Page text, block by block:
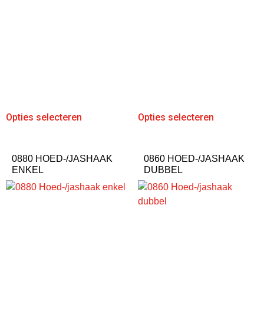
Opties selecteren Opties selecteren
0880 HOED-/JASHAAK
ENKEL
0860 HOED-/JASHAAK
DUBBEL